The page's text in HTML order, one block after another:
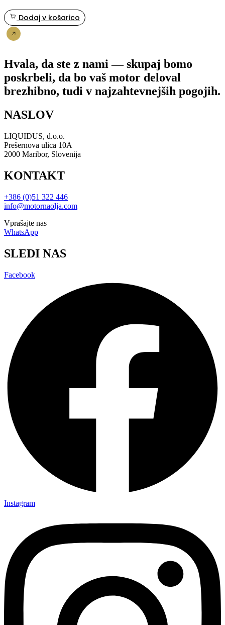
Dodaj v košarico
Hvala, da ste z nami — skupaj bomo
poskrbeli, da bo vaš motor deloval
brezhibno, tudi v najzahtevnejših pogojih.
NASLOV
LIQUIDUS, d.o.o.
Prešernova ulica 10A
2000 Maribor, Slovenija
KONTAKT
+386 (0)51 322 446
info@motornaolja.com
Vprašajte nas
WhatsApp
SLEDI NAS
Facebook
Instagram